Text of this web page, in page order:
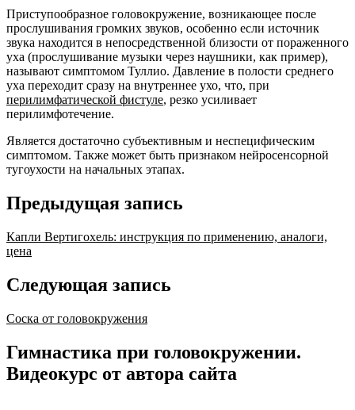
Приступообразное головокружение, возникающее после
прослушивания громких звуков, особенно если источник
звука находится в непосредственной близости от пораженного
уха (прослушивание музыки через наушники, как пример),
называют симптомом Туллио. Давление в полости среднего
уха переходит сразу на внутреннее ухо, что, при
перилимфатической фистуле, резко усиливает
перилимфотечение.
Является достаточно субъективным и неспецифическим
симптомом. Также может быть признаком нейросенсорной
тугоухости на начальных этапах.
Предыдущая запись
Капли Вертигохель: инструкция по применению, аналоги,
цена
Следующая запись
Соска от головокружения
Гимнастика при головокружении.
Видеокурс от автора сайта